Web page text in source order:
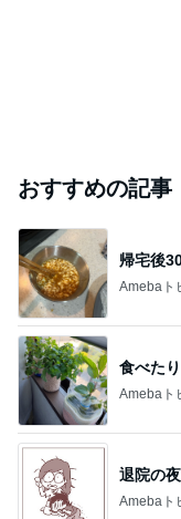
おすすめの記事
帰宅後
Amebaト
食べた
Amebaト
退院の
Amebaト